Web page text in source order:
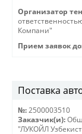
Организатор
Компани"
Прием заявок
Поставка
№: 2500003510
Заказчик(и):
"ЛУКОЙЛ